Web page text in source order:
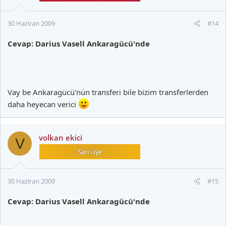
30 Haziran 2009 #14
Cevap: Darius Vasell Ankaragücü'nde
Vay be Ankaragücü'nün transferi bile bizim transferlerden
daha heyecan verici
V volkan ekici
30 Haziran 2009 #15
Cevap: Darius Vasell Ankaragücü'nde